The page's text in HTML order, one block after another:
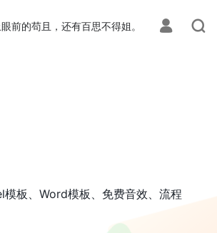
前的苟且，还有百思不得姐。
板、Word模板、免费音效、流程